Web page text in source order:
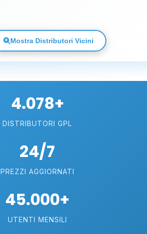
Mostra Distributori Vicini
4.078+
DISTRIBUTORI GPL
24/7
PREZZI AGGIORNATI
45.000+
UTENTI MENSILI